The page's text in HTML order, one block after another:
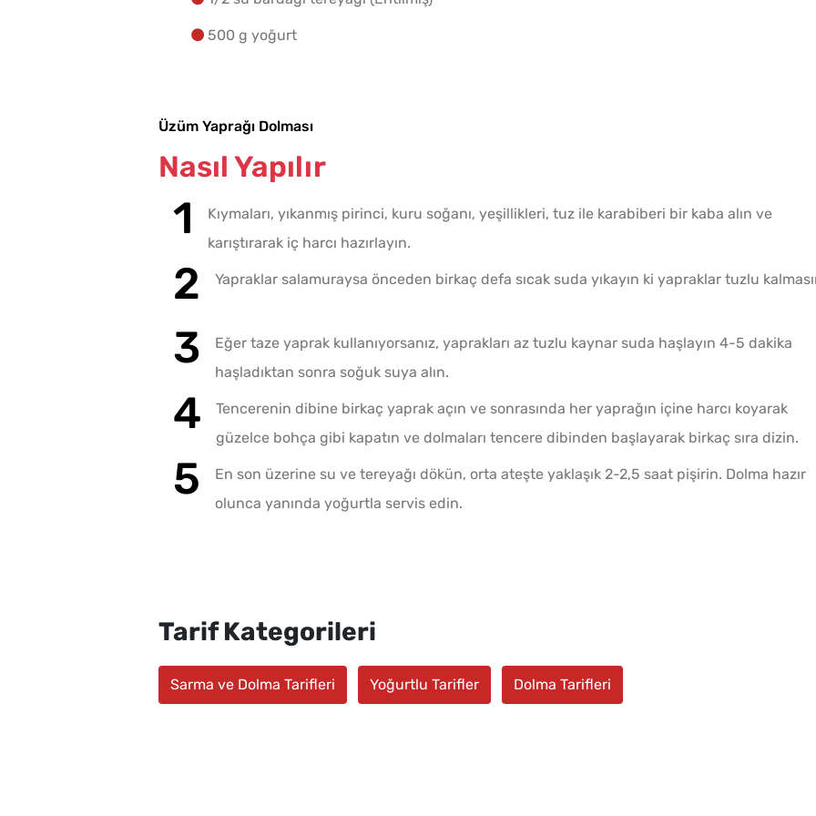
500 g yoğurt
Üzüm Yaprağı Dolması
Nasıl Yapılır
Kıymaları, yıkanmış pirinci, kuru soğanı, yeşillikleri, tuz ile karabiberi bir kaba alın ve
karıştırarak iç harcı hazırlayın.
Yapraklar salamuraysa önceden birkaç defa sıcak suda yıkayın ki yapraklar tuzlu
Eğer taze yaprak kullanıyorsanız, yaprakları az tuzlu kaynar suda haşlayın 4-5 dakika
haşladıktan sonra soğuk suya alın.
Tencerenin dibine birkaç yaprak açın ve sonrasında her yaprağın içine harcı koyarak
güzelce bohça gibi kapatın ve dolmaları tencere dibinden başlayarak birkaç sıra dizin.
En son üzerine su ve tereyağı dökün, orta ateşte yaklaşık 2-2,5 saat pişirin. Dolma hazır
olunca yanında yoğurtla servis edin.
Tarif Kategorileri
Sarma ve Dolma Tarifleri Yoğurtlu Tarifler Dolma Tarifleri